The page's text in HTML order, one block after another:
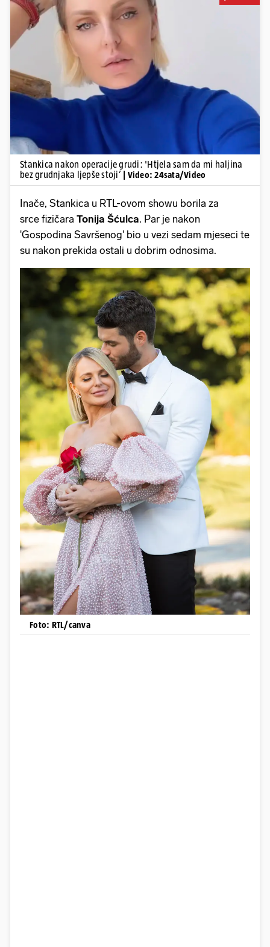
Pokretanje videa...
Stankica nakon operacije grudi: 'Htjela sam da mi haljina
bez grudnjaka ljepše stoji’
| Video: 24sata/Video
Inače, Stankica u RTL-ovom showu borila za
srce fizičara Tonija Šćulca. Par je nakon
'Gospodina Savršenog' bio u vezi sedam mjeseci te
su nakon prekida ostali u dobrim odnosima.
Foto: RTL/canva